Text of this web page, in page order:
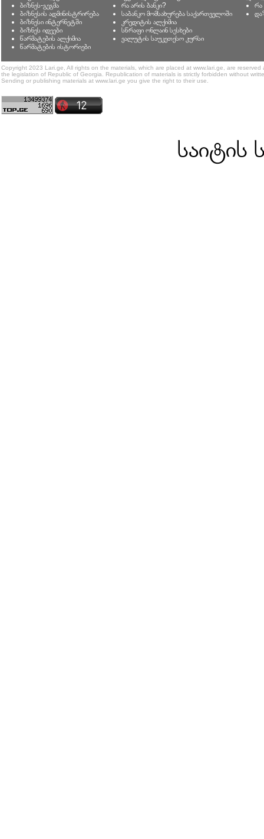
ბიზნეს-გეგმა
ბიზნესის ადმინისტრირება
ბიზნესი ინტერნეტში
ბიზნეს იდეები
წარმატების ალქიმია
წარმატების ისტორიები
რა არის ბანკი?
საბანკო მომსახურება საქართველოში
კრედიტის ალქიმია
სწრაფი ონლაინ სესხები
ვალუტის საუკეთესო კურსი
რა
Copyright 2023 Lari.ge, All rights on the materials, which are placed at www.lari.ge, are
the legislation of Republic of Georgia. Republication of materials is strictly forbidden without
Sending or publishing materials at www.lari.ge you give the right to their use.
საიტის